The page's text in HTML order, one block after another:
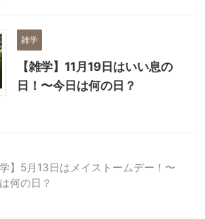
雑学
【雑学】11月19日はいい息の
日！〜今日は何の日？
学】5月13日はメイストームデー！〜
何の日？